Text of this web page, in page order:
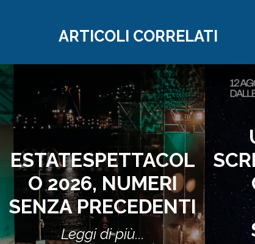
ARTICOLI CORRELATI
ESTATESPETTACOL
O 2026, NUMERI
SENZA PRECEDENTI
Leggi di più...